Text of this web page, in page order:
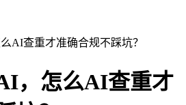
AI查重才准确合规不踩坑？
，怎么AI查重才